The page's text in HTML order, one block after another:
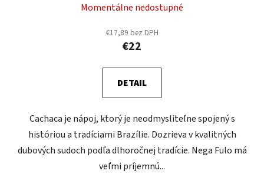
Momentálne nedostupné
€17,89 bez DPH
€22
DETAIL
Cachaca je nápoj, ktorý je neodmysliteľne spojený s
históriou a tradíciami Brazílie. Dozrieva v kvalitných
dubových sudoch podľa dlhoročnej tradície. Nega Fulo má
veľmi príjemnú...